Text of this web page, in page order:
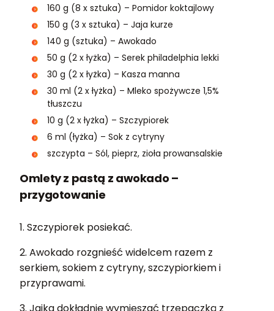
160 g (8 x sztuka) – Pomidor koktajlowy
150 g (3 x sztuka) – Jaja kurze
140 g (sztuka) – Awokado
50 g (2 x łyżka) – Serek philadelphia lekki
30 g (2 x łyżka) – Kasza manna
30 ml (2 x łyżka) – Mleko spożywcze 1,5%
tłuszczu
10 g (2 x łyżka) – Szczypiorek
6 ml (łyżka) – Sok z cytryny
szczypta – Sól, pieprz, zioła prowansalskie
Omlety z pastą z awokado –
przygotowanie
1. Szczypiorek posiekać.
2. Awokado rozgnieść widelcem razem z
serkiem, sokiem z cytryny, szczypiorkiem i
przyprawami.